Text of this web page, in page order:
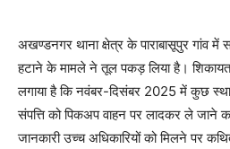
अखण्डनगर थाना क्षेत्र के पाराबासूपुर गांव में
हटाने के मामले ने तूल पकड़ लिया है।
लगाया है कि नवंबर-दिसंबर 2025 में कुछ
संपत्ति को पिकअप वाहन पर लादकर ले जाने
जानकारी उच्च अधिकारियों को मिलने पर